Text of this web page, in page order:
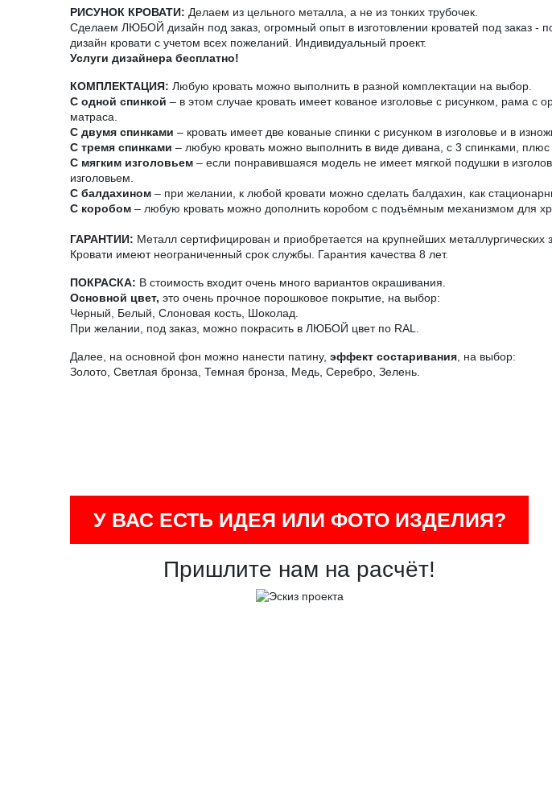
РИСУНОК КРОВАТИ: Делаем из цельного металла, а не из тонких трубочек.
Сделаем ЛЮБОЙ дизайн под заказ, огромный опыт в изготовлении кроватей под заказ
дизайн кровати с учетом всех пожеланий. Индивидуальный проект.
Услуги дизайнера бесплатно!
КОМПЛЕКТАЦИЯ: Любую кровать можно выполнить в разной комплектации на выбор.
С одной спинкой – в этом случае кровать имеет кованое изголовье с рисунком, рама
матраса.
С двумя спинками – кровать имеет две кованые спинки с рисунком в изголовье и в
С тремя спинками – любую кровать можно выполнить в виде дивана, с 3 спинками, плюс
С мягким изголовьем – если понравившаяся модель не имеет мягкой подушки в
изголовьем.
С балдахином – при желании, к любой кровати можно сделать балдахин, как
С коробом – любую кровать можно дополнить коробом с подъёмным механизмом для
ГАРАНТИИ: Металл сертифицирован и приобретается на крупнейших металлургических
Кровати имеют неограниченный срок службы. Гарантия качества 8 лет.
ПОКРАСКА: В стоимость входит очень много вариантов окрашивания.
Основной цвет, это очень прочное порошковое покрытие, на выбор:
Черный, Белый, Слоновая кость, Шоколад.
При желании, под заказ, можно покрасить в ЛЮБОЙ цвет по RAL.
Далее, на основной фон можно нанести патину, эффект состаривания , на выбор:
Золото, Светлая бронза, Темная бронза, Медь, Серебро, Зелень.
У ВАС ЕСТЬ ИДЕЯ ИЛИ ФОТО ИЗДЕЛИЯ?
Пришлите нам на расчёт!